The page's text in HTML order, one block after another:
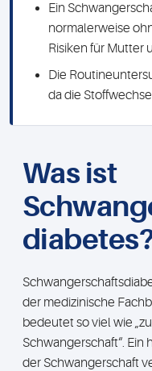
Ein
normalerweise
Risiken für Mutter
Die
da die
Was ist
der medizinische
bedeutet so viel wie
Schwangerschaft“.
der Schwangerschaft